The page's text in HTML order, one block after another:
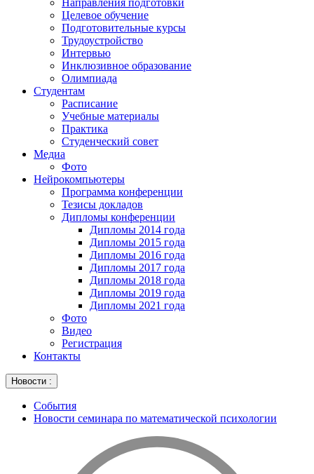
Целевое обучение
Подготовительные курсы
Трудоустройство
Интервью
Инклюзивное образование
Олимпиада
Студентам
Расписание
Учебные материалы
Практика
Студенческий совет
Медиа
Фото
Нейрокомпьютеры
Программа конференции
Тезисы докладов
Дипломы конференции
Дипломы 2014 года
Дипломы 2015 года
Дипломы 2016 года
Дипломы 2017 года
Дипломы 2018 года
Дипломы 2019 года
Дипломы 2021 года
Фото
Видео
Регистрация
Контакты
Новости :
События
Новости семинара по математической психологии